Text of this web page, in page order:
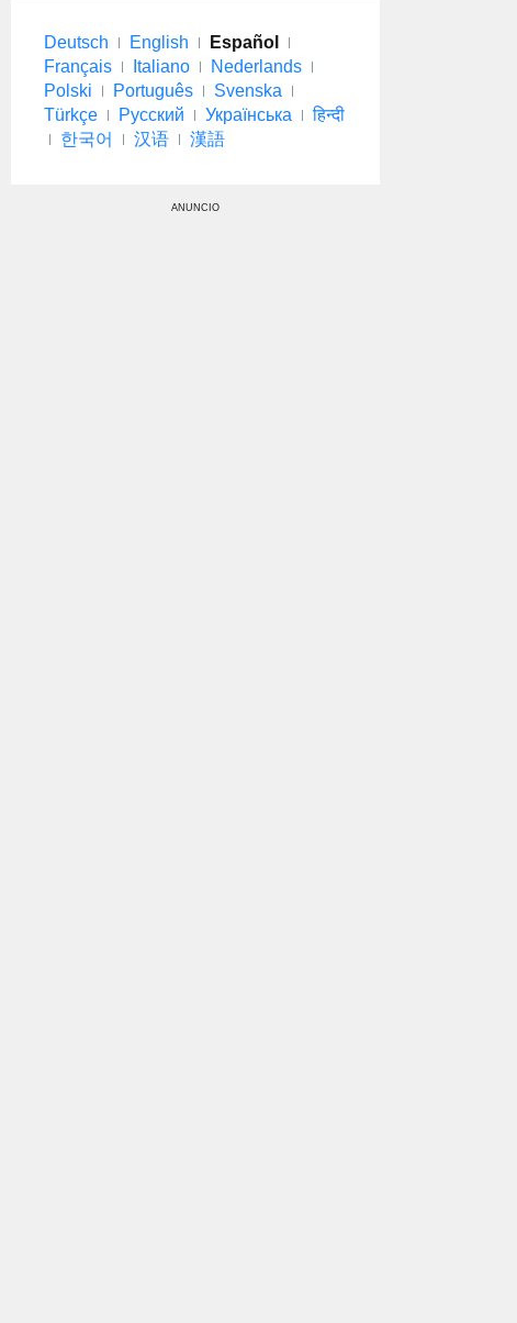
Deutsch English
Español
Français
Italiano
Nederlands
Polski
Português
Svenska
Türkçe
Русский Українська
हिन्दी
한국어
汉语 漢語
ANUNCIO